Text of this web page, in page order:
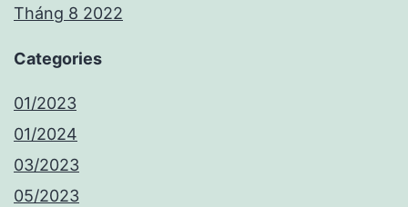
Tháng 8 2022
Categories
01/2023
01/2024
03/2023
05/2023